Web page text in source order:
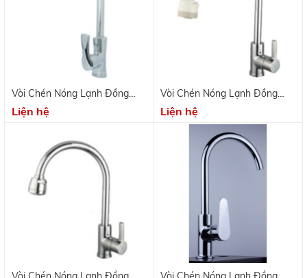
Vòi Chén Nóng Lạnh Đồng
Thau Mạ Crome KV 9703
Liện hệ
Vòi Chén Nóng Lạnh Đồng
Thau Mạ Crome KV 9701C
Liện hệ